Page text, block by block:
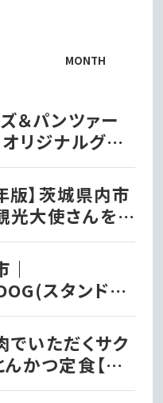
MONTH
＆パンツァー
リジナルグッ
ミリーマート
始!!
版】茨城県内市
光大使さんを
スタンドッ
ただく絶品チー
!!
でいただくサク
かつ定食【と
】